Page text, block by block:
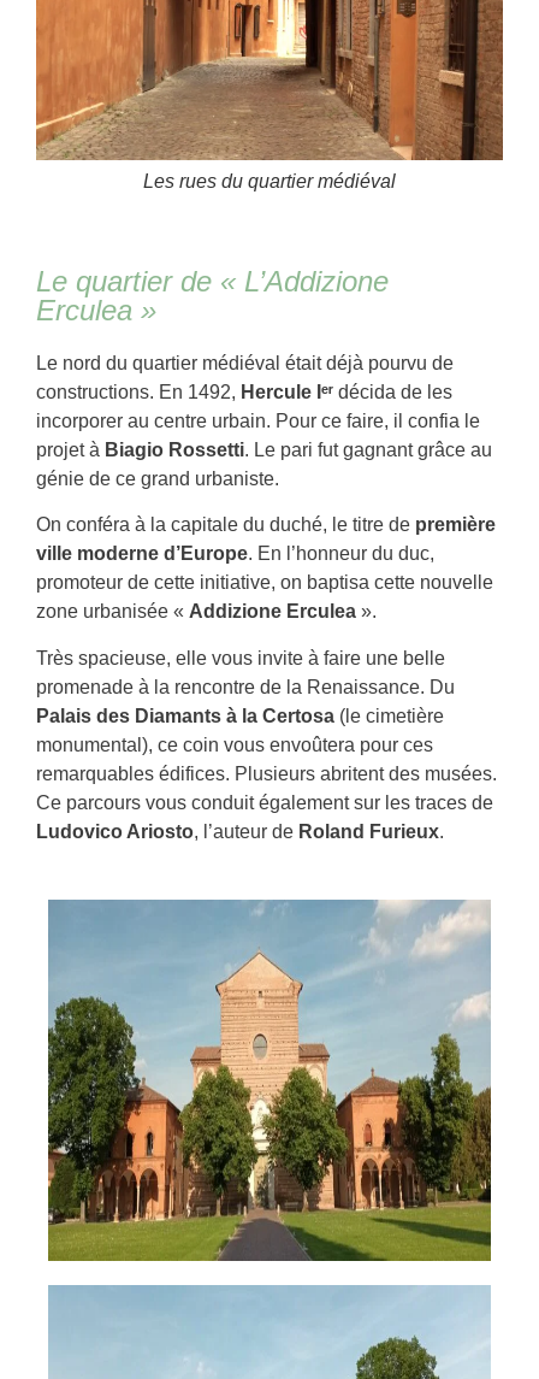
Les rues du quartier médiéval
Le quartier de « L’Addizione
Erculea »
Le nord du quartier médiéval était déjà pourvu de
constructions. En 1492, Hercule Iᵉʳ décida de les
incorporer au centre urbain. Pour ce faire, il confia le
projet à Biagio Rossetti. Le pari fut gagnant grâce au
génie de ce grand urbaniste.
On conféra à la capitale du duché, le titre de première
ville moderne d’Europe. En l’honneur du duc,
promoteur de cette initiative, on baptisa cette nouvelle
zone urbanisée « Addizione Erculea ».
Très spacieuse, elle vous invite à faire une belle
promenade à la rencontre de la Renaissance. Du
Palais des Diamants à la Certosa (le cimetière
monumental), ce coin vous envoûtera pour ces
remarquables édifices. Plusieurs abritent des musées.
Ce parcours vous conduit également sur les traces de
Ludovico Ariosto, l’auteur de Roland Furieux.